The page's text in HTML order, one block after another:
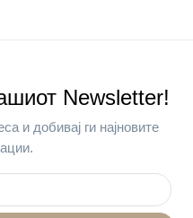
Newsletter!
и добивај ги најновите